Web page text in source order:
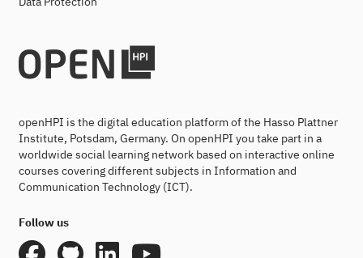
openHPI is the digital education platform of the Hasso Plattner
Institute, Potsdam, Germany. On openHPI you take part in a
worldwide social learning network based on interactive online
courses covering different subjects in Information and
Communication Technology (ICT).
Follow us